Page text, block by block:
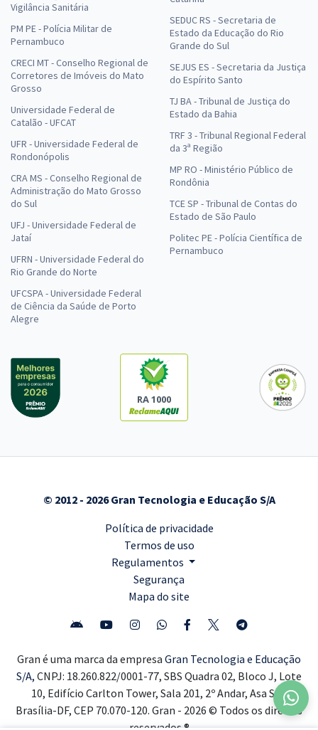
Vigilância Sanitária
PM PE - Polícia Militar de
Pernambuco
CRECI MT - Conselho Regional de
Corretores de Imóveis do Mato
Grosso
Universidade Federal de
Catalão - UFCAT
UFR - Universidade Federal de
Rondonópolis
CRA MS - Conselho Regional de
Administração do Mato Grosso
do Sul
UFJ - Universidade Federal de
Jataí
UFRN - Universidade Federal do
Rio Grande do Norte
UFCSPA - Universidade Federal
de Ciência da Saúde de Porto
Alegre
SEDUC RS - Secretaria de
Estado da Educação do Rio
Grande do Sul
SEJUS ES - Secretaria da Justiça
do Espírito Santo
TJ BA - Tribunal de Justiça do
Estado da Bahia
TRF 3 - Tribunal Regional Federal
da 3ª Região
MP RO - Ministério Público de
Rondônia
TCE SP - Tribunal de Contas do
Estado de São Paulo
Politec PE - Polícia Científica de
Pernambuco
RA 1000
© 2012 - 2026 Gran Tecnologia e Educação S/A
Política de privacidade
Termos de uso
Regulamentos
Segurança
Mapa do site
Gran é uma marca da empresa Gran Tecnologia e Educação
S/A, CNPJ: 18.260.822/0001-77, SBS Quadra 02, Bloco J, Lote
10, Edifício Carlton Tower, Sala 201, 2º Andar, Asa Sul,
Brasília-DF, CEP 70.070-120. Gran - 2026 © Todos os direitos
reservados ®